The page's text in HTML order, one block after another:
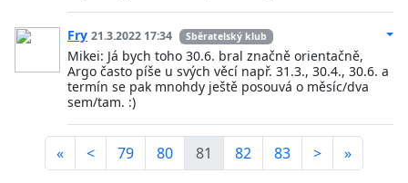
Fry 21.3.2022 17:34 Sběratelský klub
Mikei: Já bych toho 30.6. bral značně orientačně,
Argo často píše u svých věcí např. 31.3., 30.4., 30.6. a
termín se pak mnohdy ještě posouvá o měsíc/dva
sem/tam. :)
« < 79 80 81 82 83 > »